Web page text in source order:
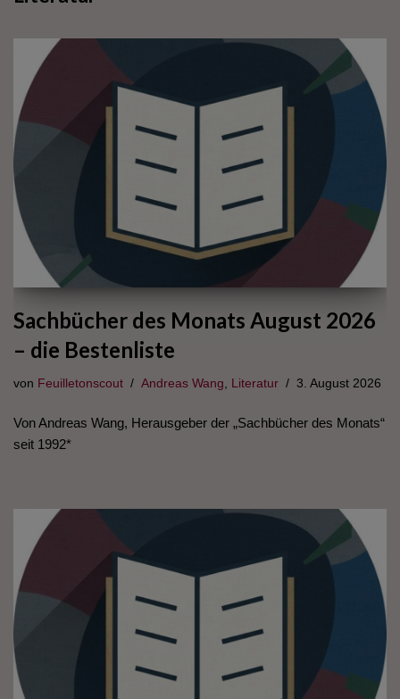
Sachbücher des Monats August 2026
– die Bestenliste
von Feuilletonscout Andreas Wang, Literatur 3. August 2026
Von Andreas Wang, Herausgeber der „Sachbücher des Monats“
seit 1992*